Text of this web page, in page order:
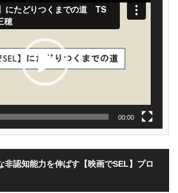
00:00
非認知能力を伸ばす【映画でSEL】プロ